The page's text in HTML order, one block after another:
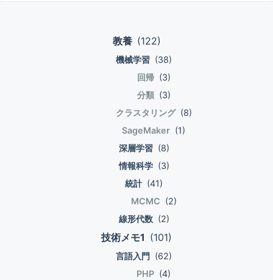
\"libc.so.6\"); // call C printf() $ffi->printf(\"Hello
binding $ffi = FFI::cdef(\" typedef unsigned int
struct timezone { int tz_minuteswest; int
data structures $tv = $ffi->new(\"struct
timeval\"); $tz = $ffi->new(\"struct timezone\"); //
calls C gettimeofday() var_dump($ffi-
>gettimeofday(FFI::addr($tv), FFI::addr($tz))); //
access field of C data structure var_dump($tv-
var_dump($tz);
ることができません。 鍵長=256bit Cypher
もな暗号処理をするには暗号モードにECBは使えず
InitialVector(IV)を与える必要があるのですが、乱数
からIVを生成する箇所の共通性が怪しかったり、
Python側では共通鍵の鍵長にAPIで制限がかかるも
のの、PHPでは任意に指定できたり、本当に実装す
ードはだいたい以下のような感じになります(IVを共
有するためにダイジェストにIVを含んでいるのは本
質的でないので除いてみてください）。 Pythonの
Crypto.Cipherは Encryptした結果を自力で
PaddingしてBase64エンコードしてますが、PHP
のmdecryptはいきなりPrintableな文字列を要求し
ます。普通に考えて、PHPのmdecryptがBase64デ
コードして同じようにPaddingを取り除くのを期待
するのはナンセンスでしょ。 import base64 from
ルクラスの作成
通り作成する。 $ pwd ./src/ikuty/example/Psr4 vi
ikutyexamplePsr4; class HelloWorld { public
function __construct() { echo \"Hello World!\"; }
出側の作成(PSR-0的) PHP Figにあるクロージャ版
spl_autoloaderを使った実装例を試してみる。
ikutyexamplePsr4HelloWorldをnew()すると、
spl_autoload_registerで登録したクロージャが評価
[sample.php] <?php 2
spl_autoload_register(function ($class){ 3 4
//project-specific namespace prefix 5 $prefix =
\'ikuty\\example\\Psr4\\\'; 6 7 //base directory for
Coding Standard PSR-2 Coding Style Guide
PSR-3 Logger Interface PSR-4 Improved
HTTP Message Interface PHP-FIGという団体で取
りまとめられている。http://www.php-fig.org/
パスにどのクラスを配置するのか仕様を決めたいと
いうのが根っこにある。決まりがあればクラスを使
う側が楽だから。楽に使ってもらえるよう配布手段
に規約を設ける。PSR-0(等?)と互換性がある。
(PSR-0以外にもこういう決まりがあるのか？) This
classes from file paths. It is fully interoperable,
and can be used in addition to any other
autoloading specification, including PSR-0. This
PSR also describes where to place files that will
教養 (122)
機械学習 (38)
回帰 (3)
分類 (3)
クラスタリング (8)
SageMaker (1)
深層学習 (8)
情報科学 (3)
統計 (41)
MCMC (2)
線形代数 (2)
技術メモ1 (101)
言語入門 (62)
PHP (4)